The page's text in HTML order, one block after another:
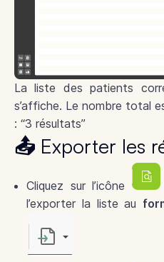
La liste des patients
s’affiche. Le nombre total
: “3 résultats”
📤 Exporter les
Cliquez sur l’icône
l’exporter la liste au